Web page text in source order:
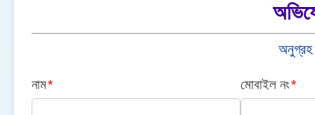
অনুগ্রহ
নাম* মোবাইল নং*